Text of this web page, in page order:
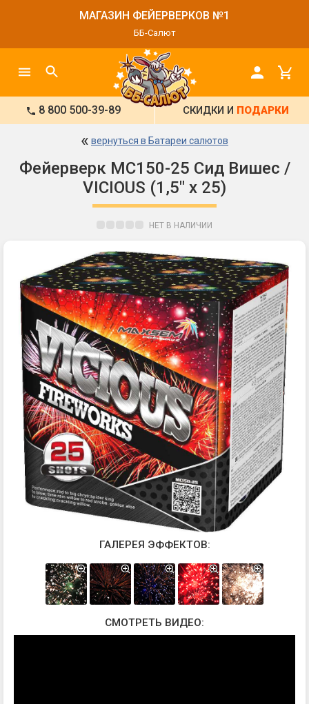
МАГАЗИН ФЕЙЕРВЕРКОВ №1
ББ-Салют
8 800 500-39-89 СКИДКИ И ПОДАРКИ
« вернуться в Батареи салютов
Фейерверк МС150-25 Сид Вишес /
VICIOUS (1,5" х 25)
НЕТ В НАЛИЧИИ
ГАЛЕРЕЯ ЭФФЕКТОВ:
СМОТРЕТЬ ВИДЕО: